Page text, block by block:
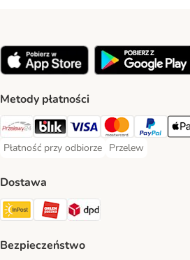
Metody płatności
Przelewy24 Payment Method
Blik Payment Method
VISA Payment Method
MasterCardPayPal
Płatność przy odbiorze
Płatność przy odbiorze Payment Method
Przelew
Przelew Payment
Dostawa
InPost Shipping Method
ORLEN Paczka. Shipping
DPD Shipping
Bezpieczeństwo